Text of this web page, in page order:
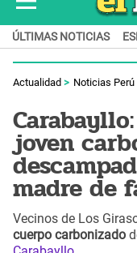
ÚLTIMAS NOTICIAS
Actualidad Noticias Perú
joven
madre de
Vecinos de Los
cuerpo carbonizado